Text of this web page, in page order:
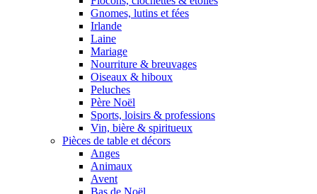
Gnomes, lutins et fées
Irlande
Laine
Mariage
Nourriture & breuvages
Oiseaux & hiboux
Peluches
Père Noël
Sports, loisirs & professions
Vin, bière & spiritueux
Pièces de table et décors
Anges
Animaux
Avent
Bas de Noël